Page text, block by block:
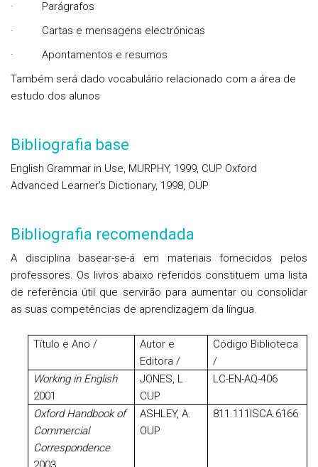
·
Parágrafos
·
Cartas e mensagens electrónicas
·
Apontamentos e resumos
Também será dado vocabulário relacionado com a área de
estudo dos alunos
Bibliografia base
English Grammar in Use, MURPHY, 1999, CUP Oxford
Advanced Learner’s Dictionary, 1998, OUP
Bibliografia recomendada
A disciplina basear-se-á em materiais fornecidos pelos
professores. Os livros abaixo referidos constituem uma lista
de referência útil que servirão para aumentar ou consolidar
as suas competências de aprendizagem da língua.
Título e Ano /
Autor e
Editora /
Código Biblioteca
/
Working in English
2001
JONES, L
CUP
LC-EN-AQ-406
OxfordHandbook of
Commercial
Correspondence
ASHLEY, A.
OUP
811.111ISCA.6166